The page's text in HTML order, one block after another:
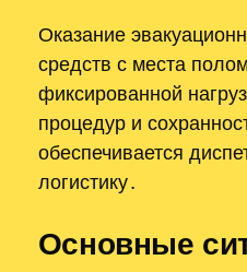
Оказание
средств с места
фиксированной
процедур и
обеспечивается
логистику․
Основные